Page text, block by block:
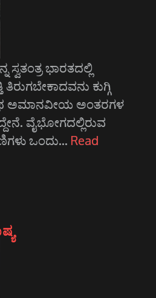
ಭಾರತದಲ್ಲಿ
ಕುಗ್ಗಿ
ಅಮಾನವೀಯ ಅಂತರಗಳ
ವೈಭೋಗದಲ್ಲಿರುವ
ಒಂದು… Read